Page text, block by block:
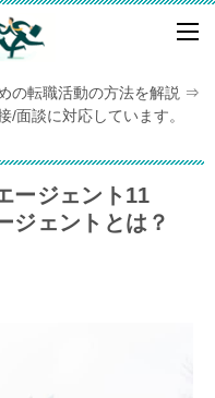
の転職活動の方法を解説 ⇒
/面談に対応しています。
ージェント11
ジェントとは？